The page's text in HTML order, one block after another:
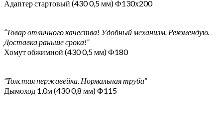
Адаптер стартовый (430 0,5 мм) Ф130х200
“Товар отличного качества! Удобный механизм. Рекомендую.
Доставка раньше срока!”
Хомут обжимной (430 0,5 мм) Ф180
“Толстая нержавейка. Нормальная труба”
Дымоход 1,0м (430 0,8 мм) Ф115